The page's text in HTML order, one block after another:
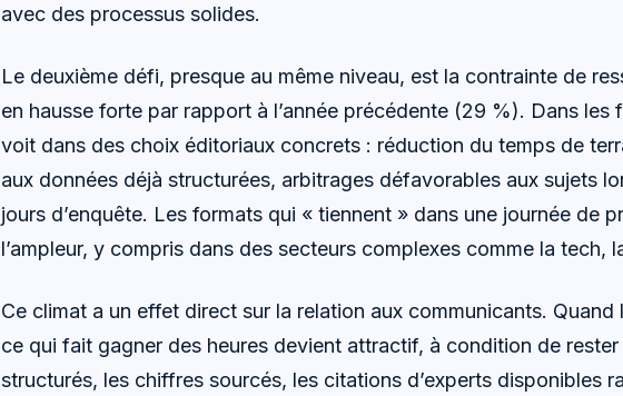
avec des processus solides.
Le deuxième défi, presque au même niveau, est la contrainte de
en hausse forte par rapport à l’année précédente (29 %). Dans les
voit dans des choix éditoriaux concrets : réduction du temps de
aux données déjà structurées, arbitrages défavorables aux sujets
jours d’enquête. Les formats qui « tiennent » dans une journée de
l’ampleur, y compris dans des secteurs complexes comme la tech,
Ce climat a un effet direct sur la relation aux communicants.
ce qui fait gagner des heures devient attractif, à condition de
structurés, les chiffres sourcés, les citations d’experts disponibles